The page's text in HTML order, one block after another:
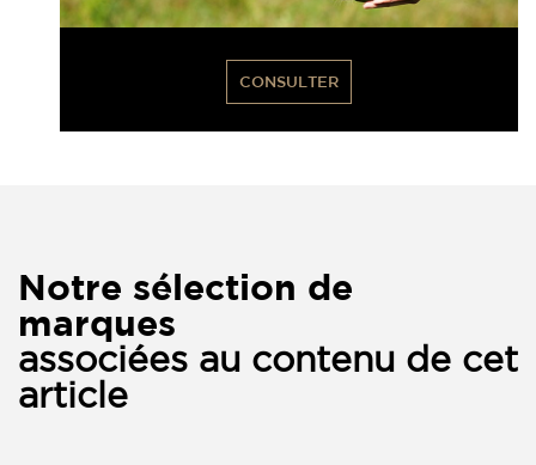
CONSULTER
Notre sélection de
marques
associées au contenu de cet
article